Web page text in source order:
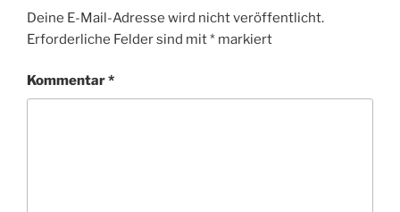
Deine E-Mail-Adresse wird nicht veröffentlicht.
Erforderliche Felder sind mit* markiert
Kommentar*